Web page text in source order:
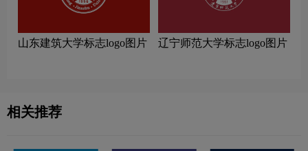
山东建筑大学标志logo图片 辽宁师范大学标志logo图片
相关推荐